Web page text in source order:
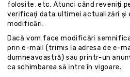
folosite, etc. Atunci când reveniți
verificaţi data ultimei actualizări și
modificări.
Dacă vom face modificări
prin e-mail (trimis la adresa de e-
dumneavoastră) sau printr-un
ca schimbarea să intre în vigoare.